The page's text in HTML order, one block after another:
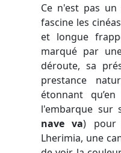
Ce n'est pas un
fascine les
et longue
marqué par
déroute, sa
prestance
étonnant
l'embarque sur
nave va) pour
Lherimia, une